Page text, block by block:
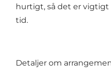
hurtigt, så det er vigtigt
tid.
Detaljer om